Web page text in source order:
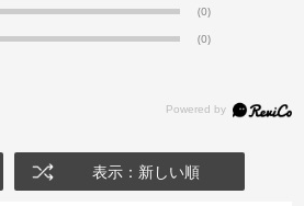
(0)
(0)
表示：新しい順